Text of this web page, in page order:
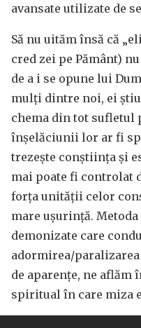
avansate utilizate de
Să nu uităm însă că
cred zei pe Pământ)
de a i se opune lui
mulți dintre noi, ei
chema din tot sufletul
înșelăciunii lor ar fi
trezește conștiința și
mai poate fi controlat
forța unității celor
mare ușurință.
demonizate care
adormirea/
de aparențe, ne
spiritual în care miza